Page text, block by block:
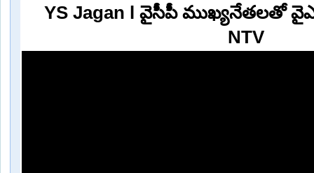
YS Jagan l వైసీపీ ముఖ్యనేతలతో
NTV